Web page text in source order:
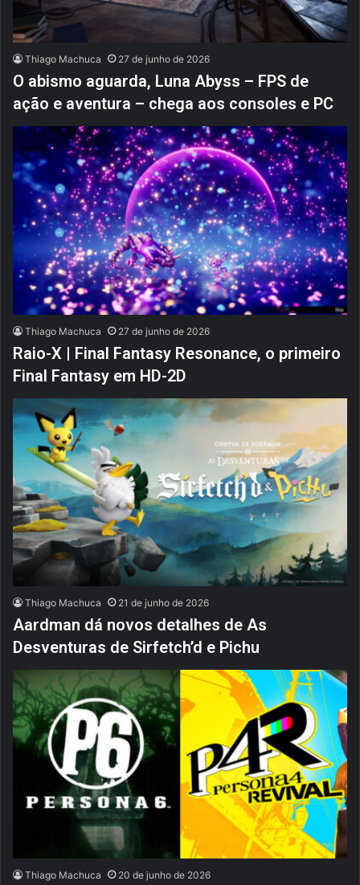
Thiago Machuca 27 de junho de 2026
O abismo aguarda, Luna Abyss – FPS de
ação e aventura – chega aos consoles e PC
Thiago Machuca 27 de junho de 2026
Raio-X | Final Fantasy Resonance, o primeiro
Final Fantasy em HD-2D
Thiago Machuca 21 de junho de 2026
Aardman dá novos detalhes de As
Desventuras de Sirfetch’d e Pichu
Thiago Machuca 20 de junho de 2026